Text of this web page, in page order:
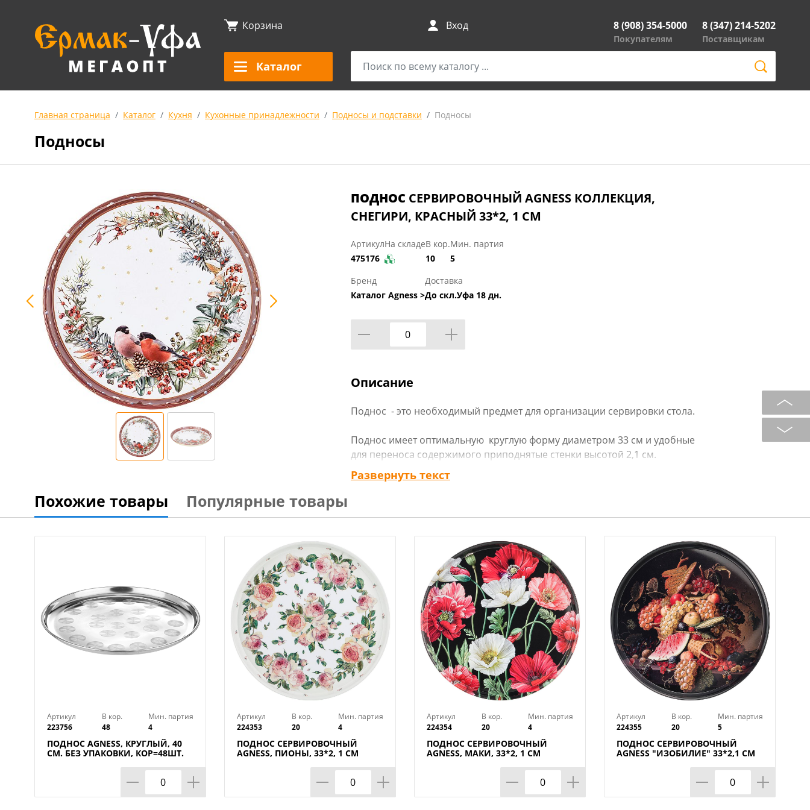
Корзина Вход 8 (908) 354-5000
Покупателям
8 (347) 214-5202
Поставщикам
Каталог
Главная страница Каталог Кухня Кухонные принадлежности Подносы и подставки Подносы
Подносы
ПОДНОС СЕРВИРОВОЧНЫЙ AGNESS КОЛЛЕКЦИЯ,
СНЕГИРИ, КРАСНЫЙ 33*2, 1 СМ
Артикул
475176
На складеВ кор.
10
Мин. партия
5
Бренд
Каталог Agness >
Доставка
До скл.Уфа 18 дн.
Описание
Поднос - это необходимый предмет для организации сервировки стола.
Поднос имеет оптимальную круглую форму диаметром 33 см и удобные
для переноса содержимого приподнятые стенки высотой 2,1 см.
Благодаря глянцевой поверхности, поднос неприхотлив в уходе –
Многокрасочная (полноцветная) литография выполняется на двухцветной
машине. Машина оборудована уникальной системой компьютерного
управления подачей краски. Для печати на листовой жести используются
специальные УФ-краски и расходные материалы ведущих европейских
производителей. Автоматический баланс «вода-краска», качественный
раскат краски, точная подводка листа, возможность печати четких
растровых точек позволяют достичь самого высокого уровня печати.
Развернуть текст
Похожие товары Популярные товары
Артикул
223756
В кор.
48
Мин. партия
4
ПОДНОС AGNESS, КРУГЛЫЙ, 40
СМ. БЕЗ УПАКОВКИ, КОР=48ШТ.
Артикул
224353
В кор.
20
Мин. партия
4
ПОДНОС СЕРВИРОВОЧНЫЙ
AGNESS, ПИОНЫ, 33*2, 1 СМ
Артикул
224354
В кор.
20
Мин. партия
4
ПОДНОС СЕРВИРОВОЧНЫЙ
AGNESS, МАКИ, 33*2, 1 СМ
Артикул
224355
В кор.
20
Мин. партия
5
ПОДНОС СЕРВИРОВОЧНЫЙ
AGNESS "ИЗОБИЛИЕ" 33*2,1 СМ